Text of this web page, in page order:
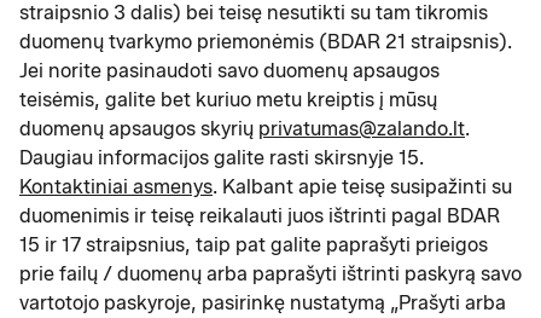
straipsnio 3 dalis) bei teisę nesutikti su tam tikromis
duomenų tvarkymo priemonėmis (BDAR 21 straipsnis).
Jei norite pasinaudoti savo duomenų apsaugos
teisėmis, galite bet kuriuo metu kreiptis į mūsų
duomenų apsaugos skyrių privatumas@zalando.lt.
Daugiau informacijos galite rasti skirsnyje 15.
Kontaktiniai asmenys. Kalbant apie teisę susipažinti su
duomenimis ir teisę reikalauti juos ištrinti pagal BDAR
15 ir 17 straipsnius, taip pat galite paprašyti prieigos
prie failų / duomenų arba paprašyti ištrinti paskyrą savo
vartotojo paskyroje, pasirinkę nustatymą „Prašyti arba